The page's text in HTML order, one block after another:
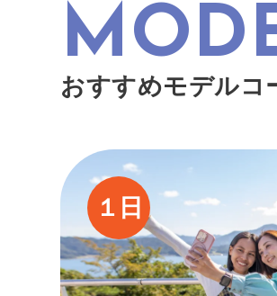
おすすめモデルコ
１日